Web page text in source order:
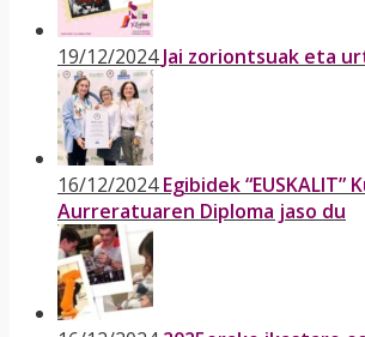
19/12/2024 Jai zoriontsuak eta
16/12/2024 Egibidek “EUSKALIT”
Aurreratuaren Diploma jaso du